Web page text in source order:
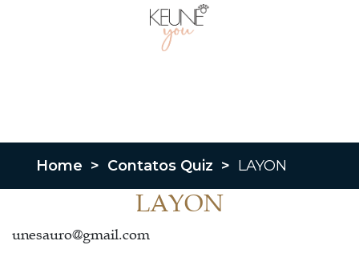
Home > Contatos Quiz > LAYON
LAYON
unesauro@gmail.com